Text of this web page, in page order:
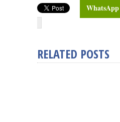
WhatsApp
RELATED POSTS